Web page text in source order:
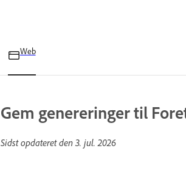
Web
Gem genereringer til
Sidst opdateret den 3. jul. 2026